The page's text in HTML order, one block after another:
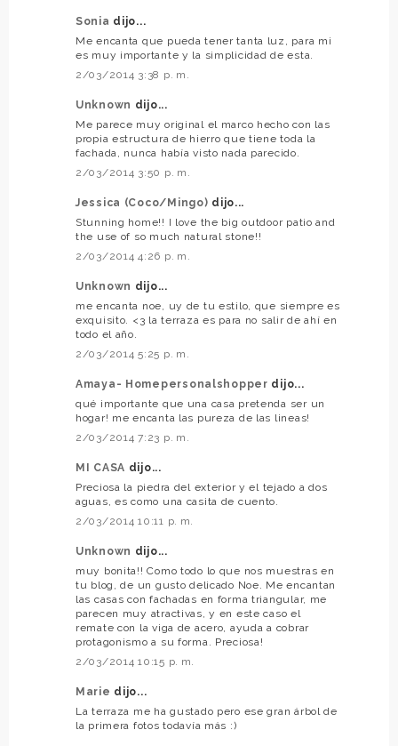
Sonia dijo...
Me encanta que pueda tener tanta luz, para mi
es muy importante y la simplicidad de esta.
2/03/2014 3:38 p. m.
Unknown dijo...
Me parece muy original el marco hecho con las
propia estructura de hierro que tiene toda la
fachada, nunca había visto nada parecido.
2/03/2014 3:50 p. m.
Jessica (Coco/Mingo) dijo...
Stunning home!! I love the big outdoor patio and
the use of so much natural stone!!
2/03/2014 4:26 p. m.
Unknown dijo...
me encanta noe, uy de tu estilo, que siempre es
exquisito. <3 la terraza es para no salir de ahí en
todo el año.
2/03/2014 5:25 p. m.
Amaya- Homepersonalshopper dijo...
qué importante que una casa pretenda ser un
hogar! me encanta las pureza de las lineas!
2/03/2014 7:23 p. m.
MI CASA dijo...
Preciosa la piedra del exterior y el tejado a dos
aguas, es como una casita de cuento.
2/03/2014 10:11 p. m.
Unknown dijo...
muy bonita!! Como todo lo que nos muestras en
tu blog, de un gusto delicado Noe. Me encantan
las casas con fachadas en forma triangular, me
parecen muy atractivas, y en este caso el
remate con la viga de acero, ayuda a cobrar
protagonismo a su forma. Preciosa!
2/03/2014 10:15 p. m.
Marie dijo...
La terraza me ha gustado pero ese gran árbol de
la primera fotos todavía más :)